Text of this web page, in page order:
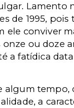
Lamento
de 1995, pois
ele conviver
ou doze
a fatídica
algum tempo,
a